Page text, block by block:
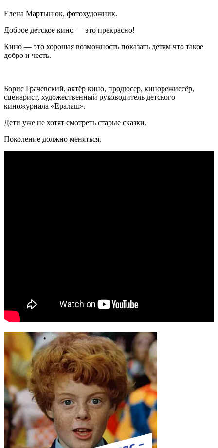
Елена Мартынюк, фотохудожник.
Доброе детское кино ― это прекрасно!
Кино ― это хорошая возможность показать детям что такое
добро и честь.
Борис Грачевский, актёр кино, продюсер, кинорежиссёр,
сценарист, художественный руководитель детского
киножурнала «Ералаш».
Дети уже не хотят смотреть старые сказки.
Поколение должно меняться.